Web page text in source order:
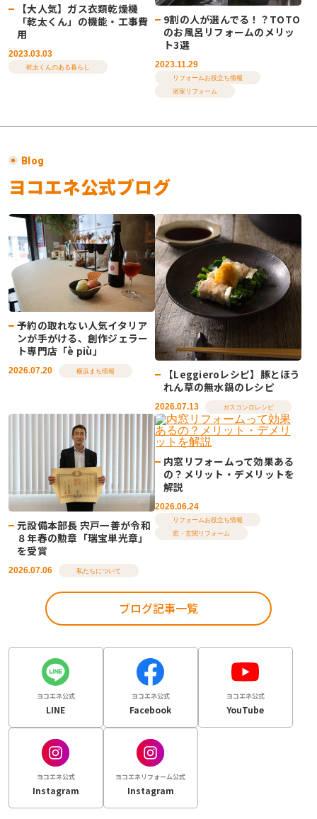
【大人気】ガス衣類乾燥機
「乾太くん」の機能・工事費
用
2023.03.03
乾太くんのある暮らし
9割の人が選んでる！？TOTO
のお風呂リフォームのメリッ
ト3選
2023.11.29
リフォームお役立ち情報
浴室リフォーム
Blog
ヨコエネ公式ブログ
予約の取れない人気イタリア
ンが手がける、創作ジェラー
ト専門店「è più」
2026.07.20 横浜まち情報
【Leggieroレシピ】豚とほう
れん草の無水鍋のレシピ
2026.07.13 ガスコンロレシピ
元設備本部長 宍戸一善が令和
８年春の勲章「瑞宝単光章」
を受賞
2026.07.06 私たちについて
内窓リフォームって効果ある
の？メリット・デメリットを
解説
2026.06.24
リフォームお役立ち情報
窓・玄関リフォーム
ブログ記事一覧
ヨコエネ公式
LINE
ヨコエネ公式
Facebook
ヨコエネ公式
YouTube
ヨコエネ公式
Instagram
ヨコエネリフォーム公式
Instagram